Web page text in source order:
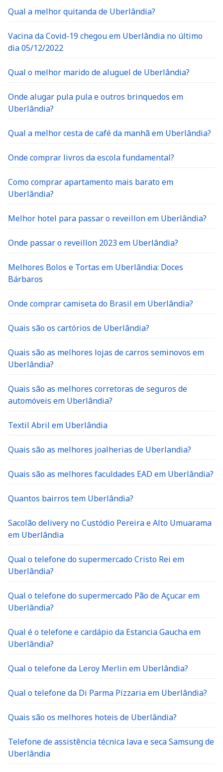
Qual a melhor quitanda de Uberlândia?
Vacina da Covid-19 chegou em Uberlândia no último
dia 05/12/2022
Qual o melhor marido de aluguel de Uberlândia?
Onde alugar pula pula e outros brinquedos em
Uberlândia?
Qual a melhor cesta de café da manhã em Uberlândia?
Onde comprar livros da escola fundamental?
Como comprar apartamento mais barato em
Uberlândia?
Melhor hotel para passar o reveillon em Uberlândia?
Onde passar o reveillon 2023 em Uberlândia?
Melhores Bolos e Tortas em Uberlândia: Doces
Bárbaros
Onde comprar camiseta do Brasil em Uberlândia?
Quais são os cartórios de Uberlândia?
Quais são as melhores lojas de carros seminovos em
Uberlândia?
Quais são as melhores corretoras de seguros de
automóveis em Uberlândia?
Textil Abril em Uberlândia
Quais são as melhores joalherias de Uberlandia?
Quais são as melhores faculdades EAD em Uberlândia?
Quantos bairros tem Uberlândia?
Sacolão delivery no Custódio Pereira e Alto Umuarama
em Uberlândia
Qual o telefone do supermercado Cristo Rei em
Uberlândia?
Qual o telefone do supermercado Pão de Açucar em
Uberlândia?
Qual é o telefone e cardápio da Estancia Gaucha em
Uberlândia?
Qual o telefone da Leroy Merlin em Uberlândia?
Qual o telefone da Di Parma Pizzaria em Uberlândia?
Quais são os melhores hoteis de Uberlândia?
Telefone de assistência técnica lava e seca Samsung de
Uberlândia